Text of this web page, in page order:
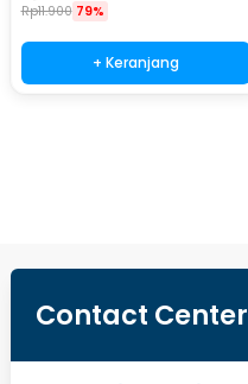
Rp11.900 79%
+ Keranjang
Contact Center